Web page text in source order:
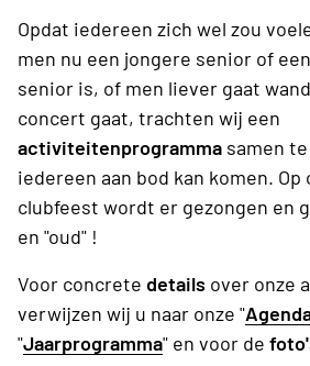
Opdat iedereen zich wel zou
men nu een jongere senior of
senior is, of men liever gaat
concert gaat, trachten wij een
activiteitenprogramma samen
iedereen aan bod kan komen. Op
clubfeest wordt er gezongen en
en "oud" !
Voor concrete details over onze
verwijzen wij u naar onze "
"Jaarprogramma" en voor de